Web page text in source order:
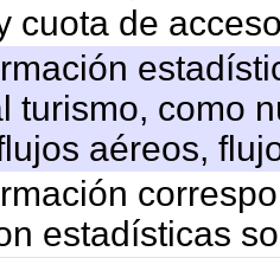
cuota de
turismo, como
aéreos,
estadísticas